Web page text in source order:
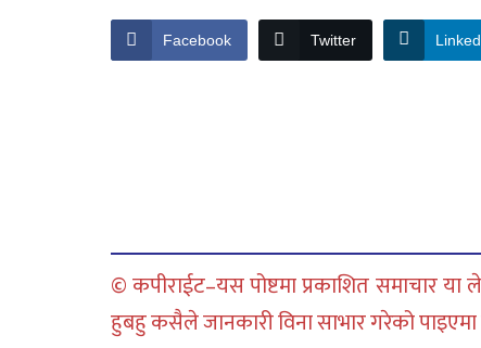
Facebook Twitter
© कपीराईट–यस पोष्टमा प्रकाशित समाचार या
हुबहु कसैले जानकारी विना साभार गरेको पाइएमा